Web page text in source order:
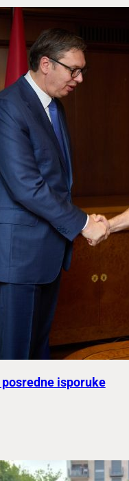
posredne isporuke